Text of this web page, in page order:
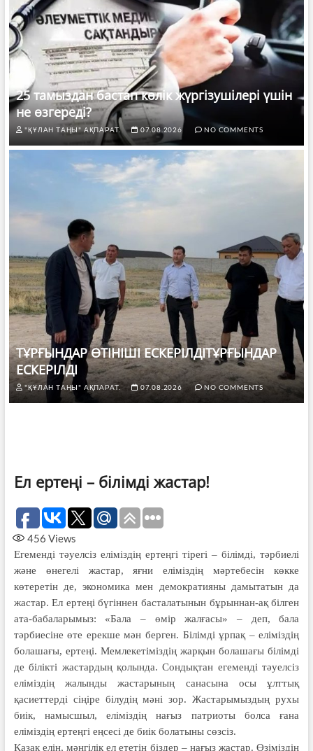
25 тамыздан бастап көлік жүргізушілері үшін
не өзгереді?
"ҚҰЛАН ТАҢЫ" АҚПАРАТ. 07.08.2026 NO COMMENTS
ТҰРҒЫНДАР ӨТІНІШІ ЕСКЕРІЛДІТҰРҒЫНДАР
ЕСКЕРІЛДІ
"ҚҰЛАН ТАҢЫ" АҚПАРАТ. 07.08.2026 NO COMMENTS
Ел ертеңі – білімді жастар!
456 Views
Егеменді тәуелсіз еліміздің ертеңгі тірегі – білімді, тәрбиелі
және өнегелі жастар, яғни еліміздің мәртебесін көкке
көтеретін де, экономика мен демократияны дамытатын да
жастар. Ел ертеңі бүгіннен басталатынын бұрыннан-ақ білген
ата-бабаларымыз: «Бала – өмір жалғасы» – деп, бала
тәрбиесіне өте ерекше мән берген. Білімді ұрпақ – еліміздің
болашағы, ертеңі. Мемлекетіміздің жарқын болашағы білімді
де білікті жастардың қолында. Сондықтан егеменді тәуелсіз
еліміздің жалынды жастарының санасына осы ұлттық
қасиеттерді сіңіре білудің мәні зор. Жастарымыздың рухы
биік, намысшыл, еліміздің нағыз патриоты болса ғана
еліміздің ертеңгі еңсесі де биік болатыны сөзсіз.
Қазақ елін, мәңгілік ел ететін біздер – нағыз жастар. Өзіміздің